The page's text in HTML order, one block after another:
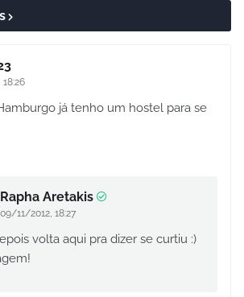
já tenho um hostel para se
Rapha Aretakis
09/11/2012, 18:27
volta aqui pra dizer se curtiu :)